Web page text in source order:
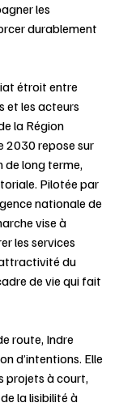
les
durablement
étroit entre
et les acteurs
la Région
2030 repose sur
de long terme,
Pilotée par
nationale de
vise à
les services
du
de vie qui fait
route, Indre
d’intentions. Elle
projets à court,
la lisibilité à